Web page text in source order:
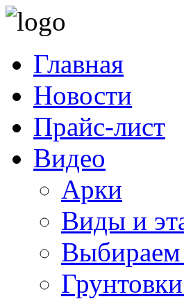
Главная
Новости
Прайс-лист
Видео
Арки
Виды и